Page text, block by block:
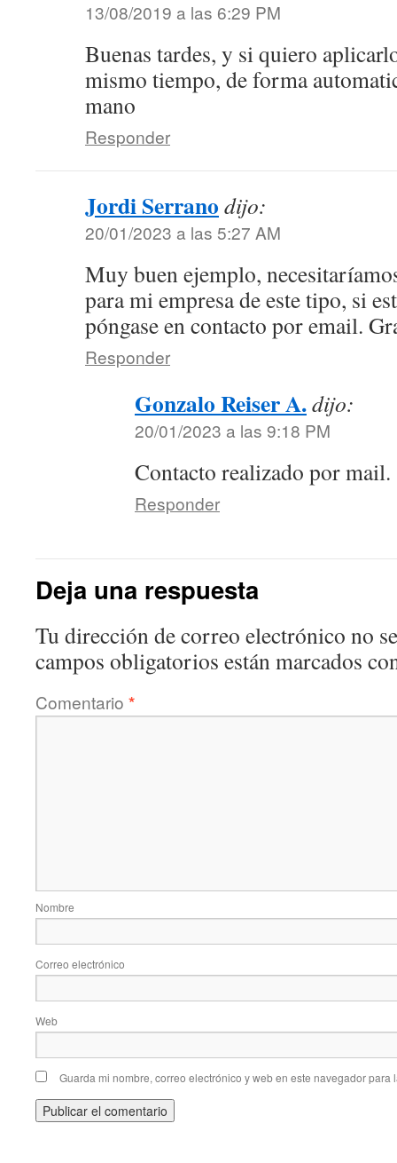
13/08/2019 a las 6:29 PM
Buenas tardes, y si quiero
mismo tiempo, de forma
mano
Responder
Jordi Serrano dijo:
20/01/2023 a las 5:27 AM
Muy buen ejemplo,
para mi empresa de este tipo, si
póngase en contacto por email.
Responder
Gonzalo Reiser A.dijo:
20/01/2023 a las 9:18 PM
Contacto realizado por mail.
Responder
Deja una respuesta
Tu dirección de correo electrónico no
campos obligatorios están marcados
Comentario *
Nombre
Correo electrónico
Web
Guarda mi nombre, correo electrónico y web en este navegador para